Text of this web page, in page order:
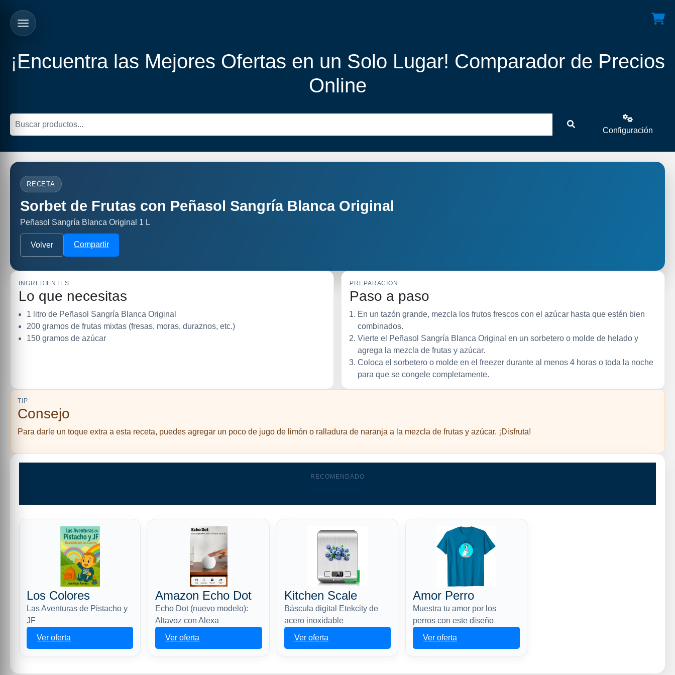
¡Encuentra las Mejores Ofertas en un Solo Lugar! Comparador de Precios
Online
Configuración
RECETA
Sorbet de Frutas con Peñasol Sangría Blanca Original
Peñasol Sangría Blanca Original 1 L
Volver Compartir
INGREDIENTES
Lo que necesitas
1 litro de Peñasol Sangría Blanca Original
200 gramos de frutas mixtas (fresas, moras, duraznos, etc.)
150 gramos de azúcar
PREPARACION
Paso a paso
En un tazón grande, mezcla los frutos frescos con el azúcar hasta que estén bien
combinados.
Vierte el Peñasol Sangría Blanca Original en un sorbetero o molde de helado y
agrega la mezcla de frutas y azúcar.
Coloca el sorbetero o molde en el freezer durante al menos 4 horas o toda la noche
para que se congele completamente.
TIP
Consejo
Para darle un toque extra a esta receta, puedes agregar un poco de jugo de limón o ralladura de naranja a la mezcla de frutas y azúcar. ¡Disfruta!
RECOMENDADO
Los Colores
Las Aventuras de Pistacho y
JF
Ver oferta
Amazon Echo Dot
Echo Dot (nuevo modelo):
Altavoz con Alexa
Ver oferta
Kitchen Scale
Báscula digital Etekcity de
acero inoxidable
Ver oferta
Amor Perro
Muestra tu amor por los
perros con este diseño
Ver oferta